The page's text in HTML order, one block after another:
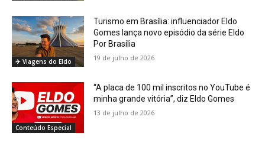
✈️ Viagens do Eldo
Turismo em Brasília: influenciador Eldo
Gomes lança novo episódio da série Eldo
Por Brasília
19 de julho de 2026
Conteúdo Especial
“A placa de 100 mil inscritos no YouTube é
minha grande vitória”, diz Eldo Gomes
13 de julho de 2026